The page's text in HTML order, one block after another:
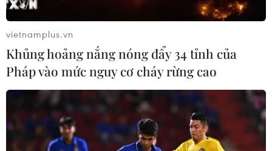
Hãng Volkswagen sẽ tung ra dòng xe giá
vietnamplus.vn
Khủng hoảng nắng nóng đẩy 34 tỉnh của
Pháp vào mức nguy cơ cháy rừng cao